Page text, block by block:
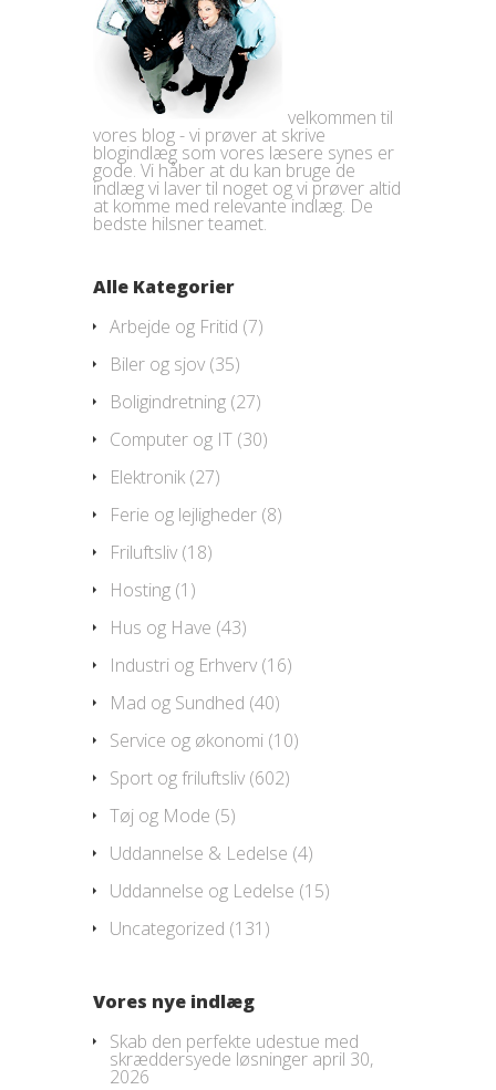
velkommen til
vores blog - vi prøver at skrive
blogindlæg som vores læsere synes er
gode. Vi håber at du kan bruge de
indlæg vi laver til noget og vi prøver altid
at komme med relevante indlæg. De
bedste hilsner teamet.
Alle Kategorier
Arbejde og Fritid (7)
Biler og sjov (35)
Boligindretning (27)
Computer og IT (30)
Elektronik (27)
Ferie og lejligheder (8)
Friluftsliv (18)
Hosting (1)
Hus og Have (43)
Industri og Erhverv (16)
Mad og Sundhed (40)
Service og økonomi (10)
Sport og friluftsliv (602)
Tøj og Mode (5)
Uddannelse & Ledelse (4)
Uddannelse og Ledelse (15)
Uncategorized (131)
Vores nye indlæg
Skab den perfekte udestue med
skræddersyede løsninger april 30,
2026